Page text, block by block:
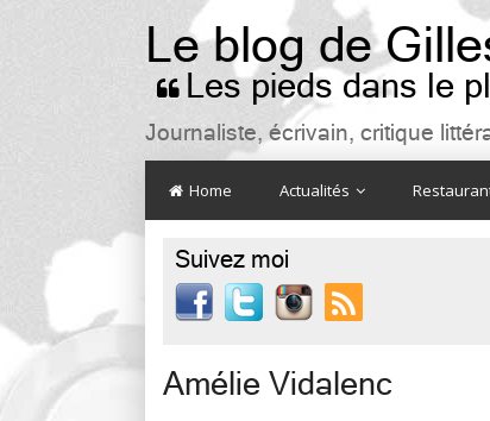
Le blog de
 Les pieds dans le
Journaliste, écrivain, critique
Home Actualités
Suivez moi

Amélie Vidalenc